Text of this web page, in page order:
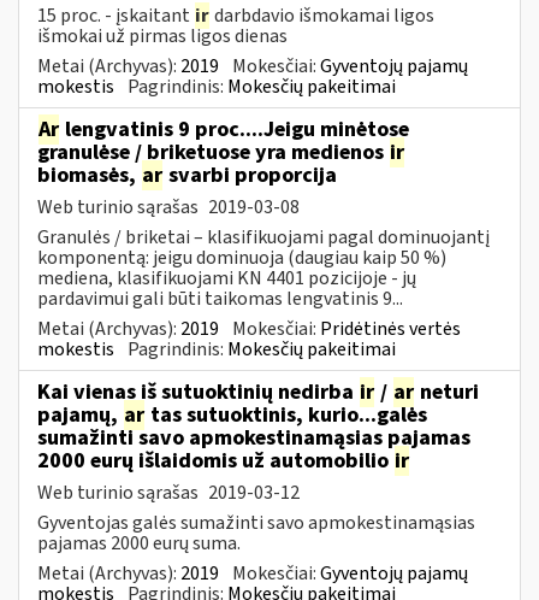
15 proc. - įskaitant irdarbdavio išmokamai ligos
išmokai už pirmas ligos dienas
Metai (Archyvas): 2019 Mokesčiai:Gyventojų pajamų
mokestis Pagrindinis: Mokesčių pakeitimai
Ar lengvatinis 9 proc....Jeigu minėtose
granulėse / briketuose yra medienos ir
biomasės, ar svarbi proporcija
Web turinio sąrašas 2019-03-08
Granulės / briketai – klasifikuojami pagal dominuojantį
komponentą: jeigu dominuoja (daugiau kaip 50 %)
mediena, klasifikuojami KN 4401 pozicijoje - jų
pardavimui gali būti taikomas lengvatinis 9...
Metai (Archyvas): 2019 Mokesčiai: Pridėtinės vertės
mokestis Pagrindinis: Mokesčių pakeitimai
Kai vienas iš sutuoktinių nedirba ir / ar neturi
pajamų, ar tas sutuoktinis, kurio...galės
sumažinti savo apmokestinamąsias pajamas
2000 eurų išlaidomis už automobilio ir
Web turinio sąrašas 2019-03-12
Gyventojas galės sumažinti savo apmokestinamąsias
pajamas 2000 eurų suma.
Metai (Archyvas): 2019 Mokesčiai:Gyventojų pajamų
mokestis Pagrindinis: Mokesčių pakeitimai